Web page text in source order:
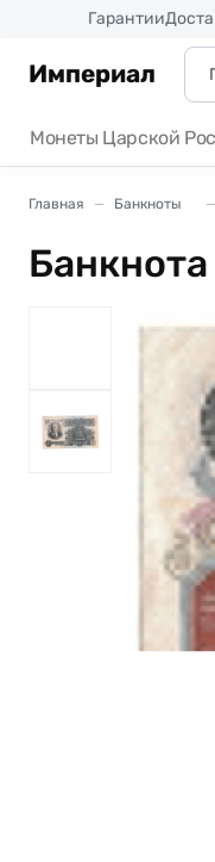
Гарантии
Империал
Монеты Царской
Главная Банкноты
Банкнота